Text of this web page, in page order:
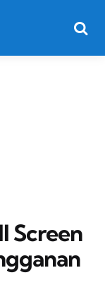
Screen